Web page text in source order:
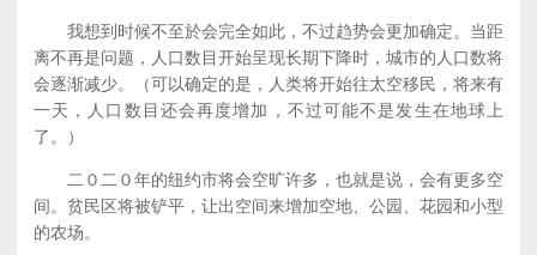
我想到时候不至於会完全如此，不过趋势会更加确定。当距
离不再是问题，人口数目开始呈现长期下降时，城市的人口数将
会逐渐减少。（可以确定的是，人类将开始往太空移民，将来有
一天，人口数目还会再度增加，不过可能不是发生在地球上
了。）
二０二０年的纽约市将会空旷许多，也就是说，会有更多空
间。贫民区将被铲平，让出空间来增加空地、公园、花园和小型
的农场。